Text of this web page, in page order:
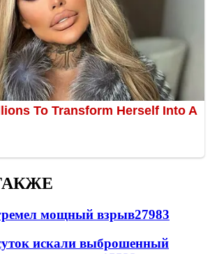
мощный взрыв27983
искали выброшенный